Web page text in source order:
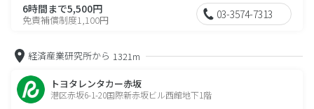
6時間まで5,500円
免責補償制度1,100円 03-3574-7313
経済産業研究所から 1321m
トヨタレンタカー赤坂
港区赤坂6-1-20国際新赤坂ビル西館地下1階